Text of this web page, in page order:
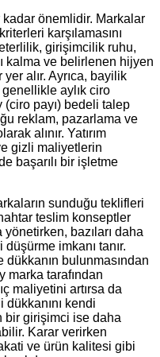
önemlidir. Markalar
karşılamasını
girişimcilik ruhu,
kalma ve belirlenen hijyen
alır. Ayrıca, bayilik
aylık ciro
payı) bedeli talep
reklam, pazarlama ve
alınır. Yatırım
gizli maliyetlerin
başarılı bir işletme
sunduğu teklifleri
teslim konseptler
yönetirken, bazıları daha
imkanı tanır.
bulunmasından
marka tarafından
maliyetini artırsa da
kendi
bir girişimci ise daha
Karar verirken
ve ürün kalitesi gibi